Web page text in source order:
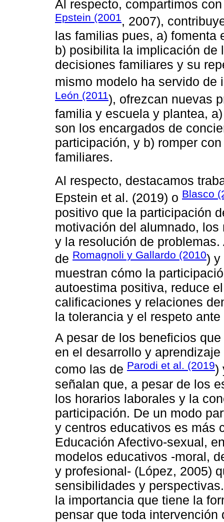
Al respecto, compartimos
Epstein (2001, 2007),
las familias pues, a) fomenta
b) posibilita la implicación de
decisiones familiares y su
mismo modelo ha servido
León (2011), ofrezcan nuevas
familia y escuela y plantea,
son los encargados de
participación, y b) romper
familiares.
Al respecto, destacamos
Epstein et al. (2019) o Blasco
positivo que la participación
motivación del alumnado,
y la resolución de
de Romagnoli y Gallardo (2010) y
muestran cómo la
autoestima positiva, reduce
calificaciones y relaciones
la tolerancia y el respeto
A pesar de los beneficios
en el desarrollo y
como las de Parodi et al. (2019)
señalan que, a pesar de los
los horarios laborales y la
participación. De un modo
y centros educativos es más
Educación Afectivo-sexual,
modelos educativos -moral,
y profesional- (López, 2005)
sensibilidades y
la importancia que tiene la
pensar que toda